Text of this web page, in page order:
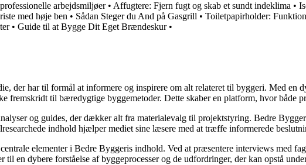
arbejdsmiljøer• Affugtere: Fjern fugt og skab et sundt indeklima •
med høje ben • Sådan Steger du And på Gasgrill • Toiletpapirholder:
• Guide til at Bygge Dit Eget Brændeskur•
der har til formål at informere og inspirere om alt relateret til byggeri. Med en
fremskridt til bæredygtige byggemetoder. Dette skaber en platform, hvor
og guides, der dækker alt fra materialevalg til projektstyring. Bedre
indhold hjælper mediet sine læsere med at træffe informerede
elementer i Bedre Byggeris indhold. Ved at præsentere interviews med
til en dybere forståelse af byggeprocesser og de udfordringer, der kan opstå